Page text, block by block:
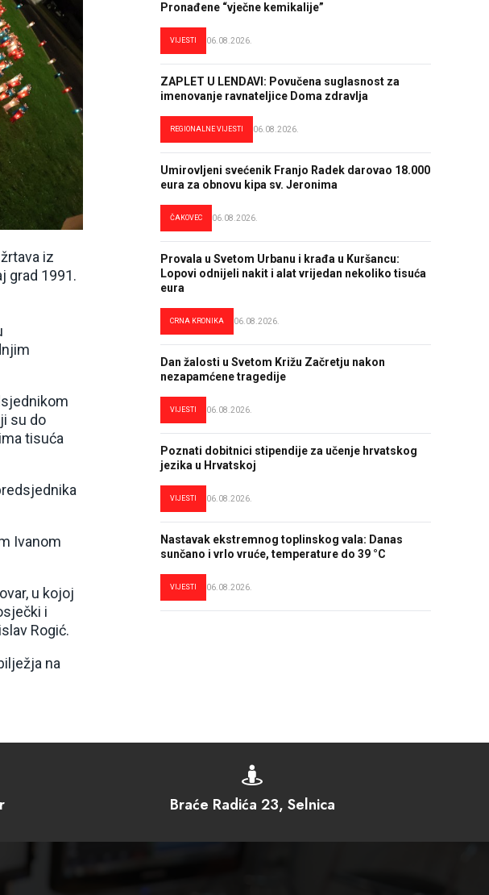
iz
grad 1991.
su do
tisuća
Ivanom
u kojoj
i
Rogić.
na
Pronađene “vječne kemikalije”
VIJESTI 06.08.2026.
ZAPLET U LENDAVI: Povučena suglasnost za
imenovanje ravnateljice Doma zdravlja
REGIONALNE VIJESTI 06.08.2026.
Umirovljeni svećenik Franjo Radek darovao 18.000
eura za obnovu kipa sv. Jeronima
ČAKOVEC 06.08.2026.
Provala u Svetom Urbanu i krađa u Kuršancu:
Lopovi odnijeli nakit i alat vrijedan nekoliko tisuća
eura
CRNA KRONIKA 06.08.2026.
Dan žalosti u Svetom Križu Začretju nakon
nezapamćene tragedije
VIJESTI 06.08.2026.
Poznati dobitnici stipendije za učenje hrvatskog
jezika u Hrvatskoj
VIJESTI 06.08.2026.
Nastavak ekstremnog toplinskog vala: Danas
sunčano i vrlo vruće, temperature do 39 °C
VIJESTI 06.08.2026.

Braće Radića 23, Selnica